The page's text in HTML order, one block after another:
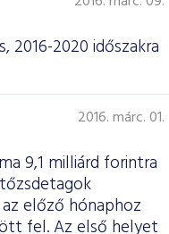
2016-2020 időszakra
2016. márc. 01.
9,1 milliárd forintra
előző hónaphoz
fel. Az első helyet